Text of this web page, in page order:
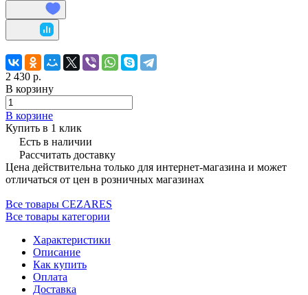
2 430 р.
В корзину
В корзине
Купить в 1 клик
Есть в наличии
Рассчитать доставку
Цена действительна только для интернет-магазина и может
отличаться от цен в розничных магазинах
Все товары CEZARES
Все товары категории
Характеристики
Описание
Как купить
Оплата
Доставка